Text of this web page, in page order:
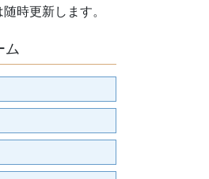
時更新します。
ム